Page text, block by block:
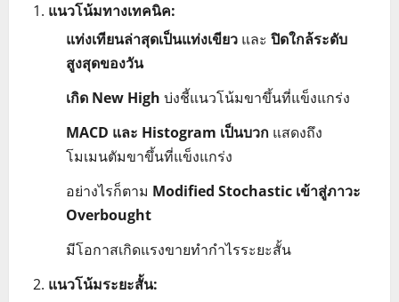
แนวโน้มทางเทคนิค:
แท่งเทียนล่าสุดเป็นแท่งเขียว และ ปิดใกล้ระดับ
สูงสุดของวัน
เกิด New High บ่งชี้แนวโน้มขาขึ้นที่แข็งแกร่ง
MACD และ Histogram เป็นบวก แสดงถึง
โมเมนตัมขาขึ้นที่แข็งแกร่ง
อย่างไรก็ตาม Modified Stochastic เข้าสู่ภาวะ
Overbought
มีโอกาสเกิดแรงขายทำกำไรระยะสั้น
แนวโน้มระยะสั้น: